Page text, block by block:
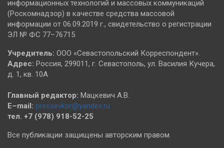
информационных технологий и массовых коммуникаций
(Роскомнадзор) в качестве средства массовой
информации от 06.09.2019 г., свидетельство о регистрации
ЭЛ № ФС 77–76715
Учредитель: ООО «Севастопольский Корреспондент».
Адрес: Россия, 299011, г. Севастополь, ул. Василия Кучера,
д. 1, кв. 10А
Главный редактор: Мацкевич А.В.
E–mail: pressevkor@yandex.ru
тел. +7 (978) 918-52-25
Все публикации защищены авторским правом.